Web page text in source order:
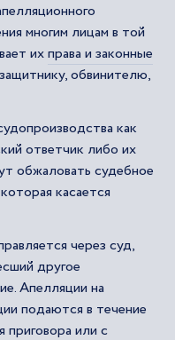
многим лицам в той
ихправа и законные
обвинителю,
как
ответчик либо их
обжаловать судебное
касается
через суд,
другое
Апелляции на
подаются в течение
приговора или с